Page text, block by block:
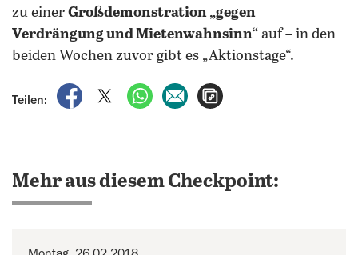
zu einer Großdemonstration „gegen
Verdrängung und Mietenwahnsinn“ auf – in den
beiden Wochen zuvor gibt es „Aktionstage“.
Teilen:
auf Facebook teilen
auf X teilenper WhatsApp teilen
per E-Mail teilen
Mehr aus diesem Checkpoint: